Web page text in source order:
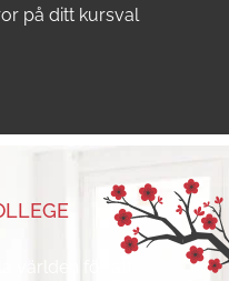
på ditt kursval
världen för att